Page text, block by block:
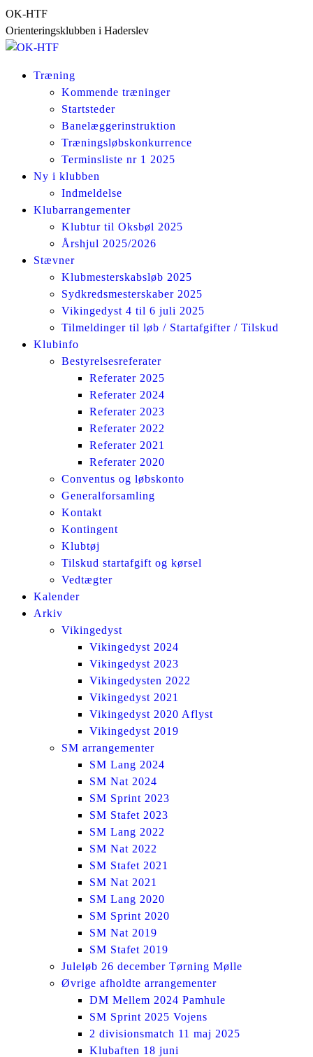
Skip
to
content
OK-HTF
Orienteringsklubben i Haderslev
Træning
Kommende træninger
Startsteder
Banelæggerinstruktion
Træningsløbskonkurrence
Terminsliste nr 1 2025
Ny i klubben
Indmeldelse
Klubarrangementer
Klubtur til Oksbøl 2025
Årshjul 2025/2026
Stævner
Klubmesterskabsløb 2025
Sydkredsmesterskaber 2025
Vikingedyst 4 til 6 juli 2025
Tilmeldinger til løb / Startafgifter / Tilskud
Klubinfo
Bestyrelsesreferater
Referater 2025
Referater 2024
Referater 2023
Referater 2022
Referater 2021
Referater 2020
Conventus og løbskonto
Generalforsamling
Kontakt
Kontingent
Klubtøj
Tilskud startafgift og kørsel
Vedtægter
Kalender
Arkiv
Vikingedyst
Vikingedyst 2024
Vikingedyst 2023
Vikingedysten 2022
Vikingedyst 2021
Vikingedyst 2020 Aflyst
Vikingedyst 2019
SM arrangementer
SM Lang 2024
SM Nat 2024
SM Sprint 2023
SM Stafet 2023
SM Lang 2022
SM Nat 2022
SM Stafet 2021
SM Nat 2021
SM Lang 2020
SM Sprint 2020
SM Nat 2019
SM Stafet 2019
Juleløb 26 december Tørning Mølle
Øvrige afholdte arrangementer
DM Mellem 2024 Pamhule
SM Sprint 2025 Vojens
2 divisionsmatch 11 maj 2025
Klubaften 18 juni